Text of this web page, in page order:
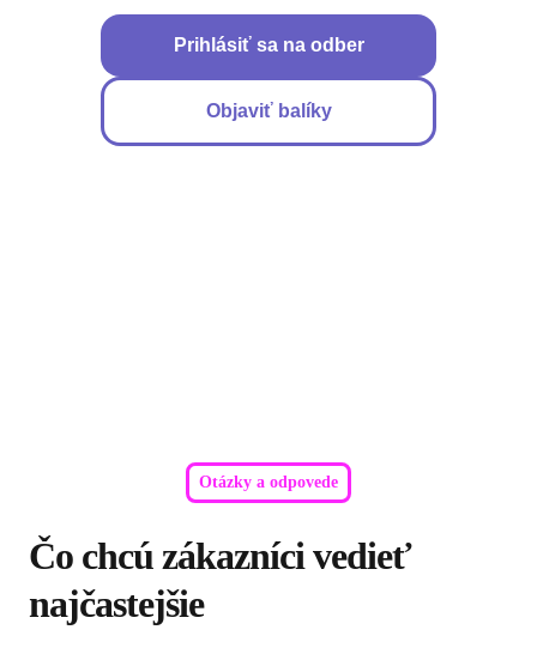
Prihlásiť sa na odber
Objaviť balíky
Otázky a odpovede
Čo chcú zákazníci vedieť
najčastejšie